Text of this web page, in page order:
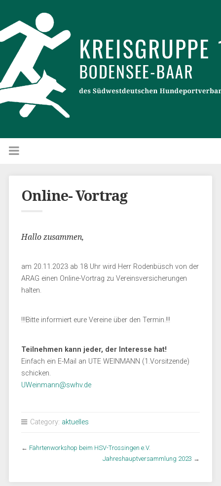
Online- Vortrag
Hallo zusammen,
am 20.11.2023 ab 18 Uhr wird Herr Rodenbüsch von der
ARAG einen Online-Vortrag zu Vereinsversicherungen
halten.
!!!Bitte informiert eure Vereine über den Termin.!!!
Teilnehmen kann jeder, der Interesse hat!
Einfach ein E-Mail an UTE WEINMANN (1.Vorsitzende)
schicken.
UWeinmann@swhv.de
Category: aktuelles
← Fährtenworkshop beim HSV-Trossingen e.V.
Jahreshauptversammlung 2023 →